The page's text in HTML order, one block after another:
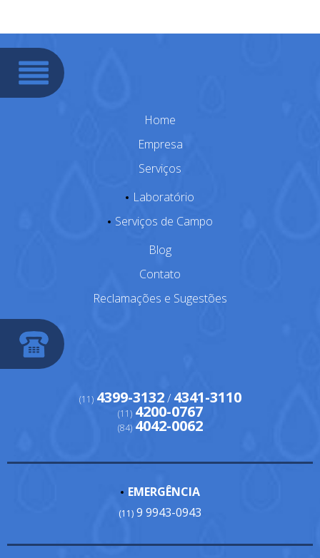
Home
Empresa
Serviços
Laboratório
Serviços de Campo
Blog
Contato
Reclamações e Sugestões
(11) 4399-3132/ 4341-3110
(11) 4200-0767
(84) 4042-0062
EMERGÊNCIA
(11) 9 9943-0943